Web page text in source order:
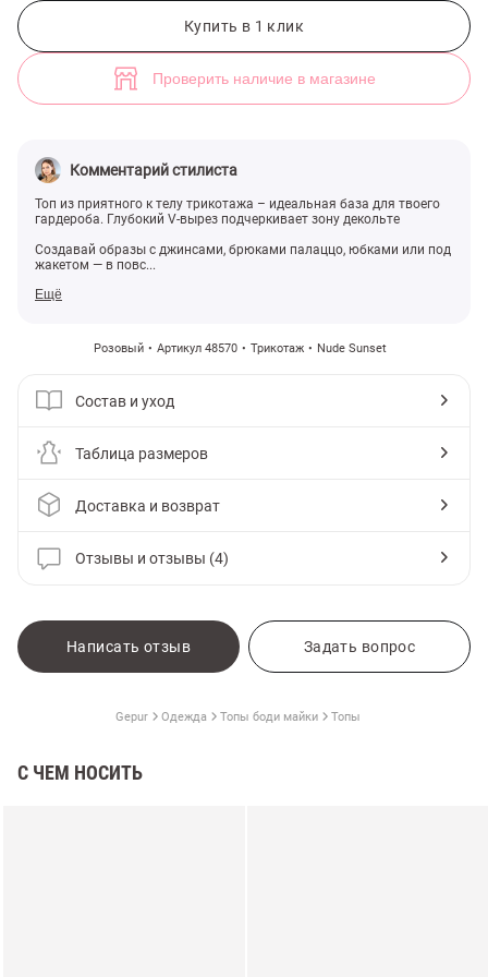
Купить в 1 клик
Проверить наличие в магазине
Комментарий стилиста
Топ из приятного к телу трикотажа – идеальная база для твоего
гардероба. Глубокий V-вырез подчеркивает зону декольте
Создавай образы с джинсами, брюками палаццо, юбками или под
жакетом — в повс...
Ещё
Розовый Артикул 48570 Трикотаж Nude Sunset
Состав и уход
Таблица размеров
Доставка и возврат
Отзывы и отзывы (4)
Написать отзыв Задать вопрос
Gepur Одежда Топы боди майки Топы
С ЧЕМ НОСИТЬ
Розовый трикотажный топ на бретелях (арт. 48570) ♡ интернет-